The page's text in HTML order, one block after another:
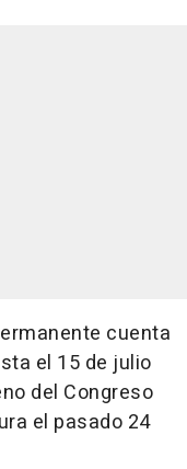
cuenta
el 15 de julio
del Congreso
el pasado 24